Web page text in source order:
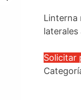
Linterna
laterales
Solicitar